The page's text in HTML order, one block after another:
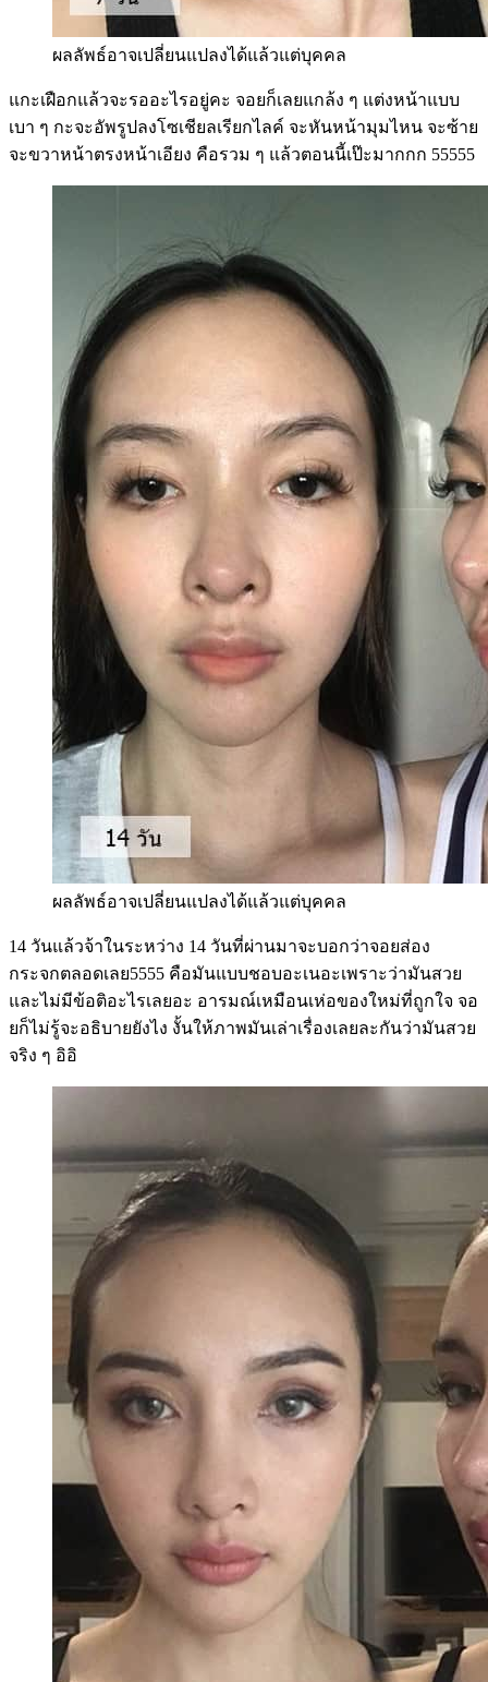
ผลลัพธ์อาจเปลี่ยนแปลงได้แล้วแต่บุคคล
แกะเฝือกแล้วจะรออะไรอยู่คะ จอยก็เลยแกล้ง ๆ แต่งหน้าแบบ
เบา ๆ กะจะอัพรูปลงโซเชียลเรียกไลค์ จะหันหน้ามุมไหน จะซ้าย
จะขวาหน้าตรงหน้าเอียง คือรวม ๆ แล้วตอนนี้เป๊ะมากกก 55555
ผลลัพธ์อาจเปลี่ยนแปลงได้แล้วแต่บุคคล
14 วันแล้วจ้าในระหว่าง 14 วันที่ผ่านมาจะบอกว่าจอยส่อง
กระจกตลอดเลย5555 คือมันแบบชอบอะเนอะเพราะว่ามันสวย
และไม่มีข้อติอะไรเลยอะ อารมณ์เหมือนเห่อของใหม่ที่ถูกใจ จอ
ยก็ไม่รู้จะอธิบายยังไง งั้นให้ภาพมันเล่าเรื่องเลยละกันว่ามันสวย
จริง ๆ อิอิ